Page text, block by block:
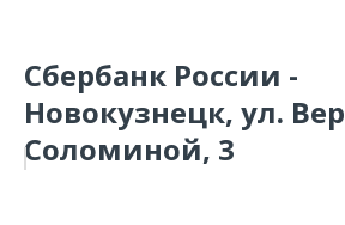
Сбербанк России -
Новокузнецк, ул.
Соломиной, 3